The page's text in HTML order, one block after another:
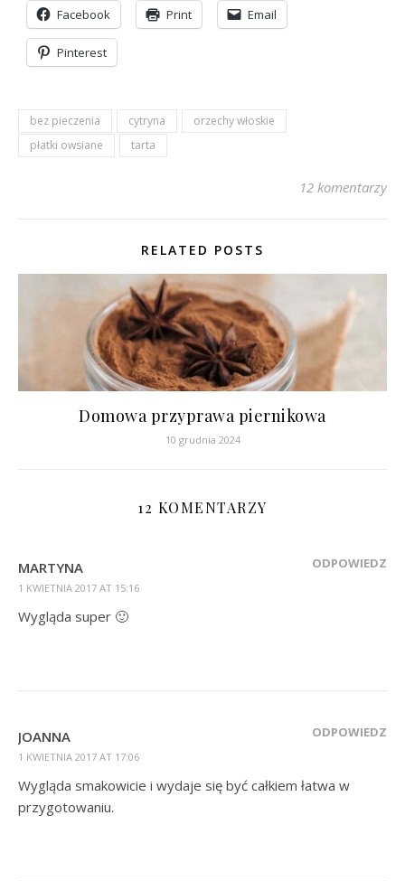
Facebook Print Email
Pinterest
bez pieczenia cytryna
orzechy włoskie
płatki owsiane
tarta
12 komentarzy
RELATED POSTS
Domowa przyprawa piernikowa
10 grudnia 2024
12 KOMENTARZY
MARTYNA
1 KWIETNIA 2017 AT 15:16
ODPOWIEDZ
Wygląda super 🙂
JOANNA
1 KWIETNIA 2017 AT 17:06
ODPOWIEDZ
Wygląda smakowicie i wydaje się być całkiem łatwa w
przygotowaniu.